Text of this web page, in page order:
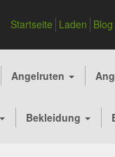
Startseite Laden Blog
Angelruten
Bekleidung